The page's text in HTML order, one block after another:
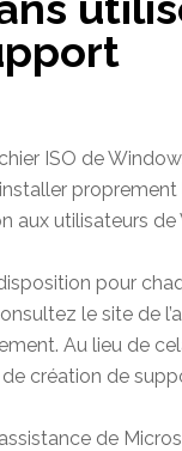
ISO de
proprement
aux utilisateurs de
pour
le site de
Au lieu de
de création de
de